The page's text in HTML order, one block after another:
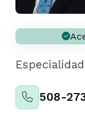
508-